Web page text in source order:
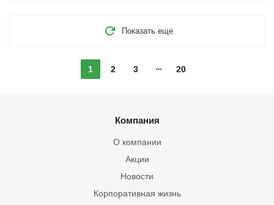
Показать еще
1 2 3 20
Компания
О компании
Акции
Новости
Корпоративная жизнь